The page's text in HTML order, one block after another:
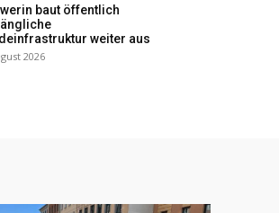
baut öffentlich
weiter aus
2026